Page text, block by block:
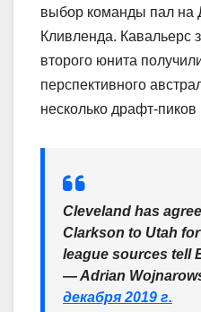
выбор команды пал на
Кливленда. Кавальерс
второго юнита
перспективного
несколько драфт-пиков
Cleveland has
Clarkson to Utah
league sources tell
— Adrian
декабря 2019 г.